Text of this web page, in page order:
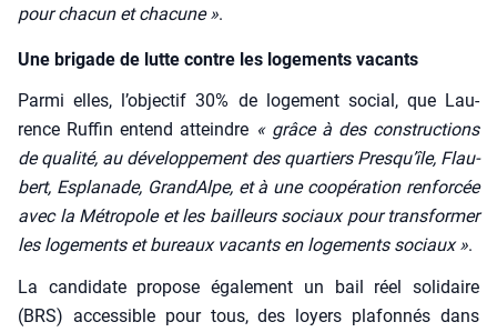
pour cha­cun et cha­cune ».
Une brigade de lutte contre les logements vacants
Par­mi elles, l’ob­jec­tif 30% de loge­ment social, que Lau­
rence Ruf­fin entend atteindre « grâce à des construc­tions
de qua­li­té, au déve­lop­pe­ment des quar­tiers Pres­qu’île, Flau­
bert, Espla­nade, Gran­dAlpe, et à une coopé­ra­tion ren­for­cée
avec la Métro­pole et les bailleurs sociaux pour trans­for­mer
les loge­ments et bureaux vacants en loge­ments sociaux ».
La can­di­date pro­pose éga­le­ment un bail réel soli­daire
(BRS) acces­sible pour tous, des loyers pla­fon­nés dans